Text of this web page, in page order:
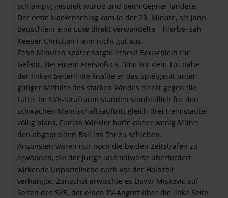
schlampig gespielt wurde und beim Gegner landete.
Der erste Nackenschlag kam in der 23. Minute, als Jann
Beuschlein eine Ecke direkt verwandelte – hierbei sah
Keeper Christian Heim nicht gut aus.
Zehn Minuten später sorgte erneut Beuschlein für
Gefahr. Bei einem Freistoß ca. 30m vor dem Tor nahe
der linken Seitenlinie knallte er das Spielgerät unter
gütiger Mithilfe des starken Windes direkt gegen die
Latte. Im SVB-Strafraum standen sinnbildlich für den
schwachen Mannschaftsauftritt gleich drei Helmstädter
völlig blank, Florian Winkler hatte daher wenig Mühe,
den abgeprallten Ball ins Tor zu schieben.
Ansonsten wären nur noch die beiden Zeitstrafen zu
erwähnen, die der junge und teilweise überfordert
wirkende Unparteiische noch vor der Halbzeit
verhängte. Zunächst erwischte es Davor Miskovic auf
Seiten des SVB, der einen FV-Angriff über die linke Seite